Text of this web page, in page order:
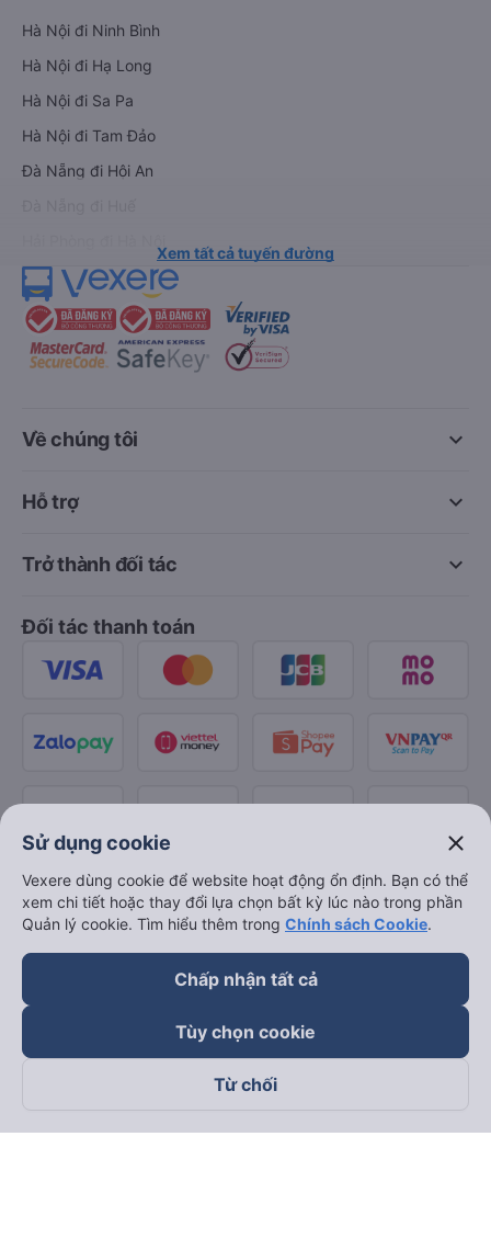
Hà Nội đi Ninh Bình
Hà Nội đi Hạ Long
Hà Nội đi Sa Pa
Hà Nội đi Tam Đảo
Đà Nẵng đi Hội An
Xem tất cả tuyến đường
keyboard_arrow_down
Về chúng tôi
keyboard_arrow_down
Hỗ trợ
keyboard_arrow_down
Trở thành đối tác
Đối tác thanh toán
Theo dõi chúng tôi trên
Sử dụng cookie close
Vexere dùng cookie để website hoạt động ổn định. Bạn có thể
xem chi tiết hoặc thay đổi lựa chọn bất kỳ lúc nào trong phần
Quản lý cookie. Tìm hiểu thêm trong Chính sách Cookie.
Chấp nhận tất cả
Tùy chọn cookie
Từ chối